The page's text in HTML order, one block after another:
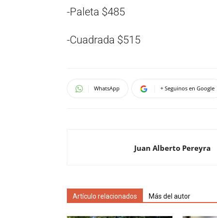
-Paleta $485
-Cuadrada $515
WhatsApp + Seguinos en Google
Juan Alberto Pereyra
Artículo relacionados Más del autor